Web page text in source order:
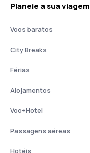
Planeie a sua viagem
Voos baratos
City Breaks
Férias
Alojamentos
Voo+Hotel
Passagens aéreas
Hotéis